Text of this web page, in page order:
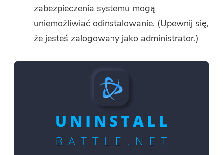
zabezpieczenia systemu mogą
uniemożliwiać odinstalowanie. (Upewnij się,
że jesteś zalogowany jako administrator.)